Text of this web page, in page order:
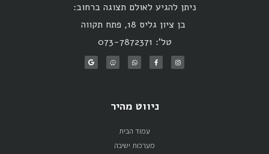
ניתן להגיע לאולם תצוגה ברחוב:
בן ציון גליס 18, פתח תקווה
טל': 073-7872371
ניווט מהיר
עמוד הבית
מערכות ישיבה